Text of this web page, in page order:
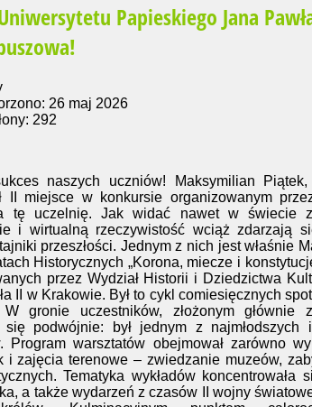
Papieskiego Jana
26 maj 2026
292
naszych uczniów! Maksymilian
II miejsce w konkursie organizowanym
tę uczelnię. Jak widać nawet w świecie
i wirtualną rzeczywistość wciąż zdarzają
przeszłości. Jednym z nich jest właśnie
Historycznych „Korona, miecze i
przez Wydział Historii i Dziedzictwa
II w Krakowie. Był to cykl comiesięcznych
W gronie uczestników, złożonym głównie
się podwójnie: był jednym z
Program warsztatów obejmował zarówno
i zajęcia terenowe – zwiedzanie muzeów,
Tematyka wykładów koncentrowała
a także wydarzeń z czasów II wojny